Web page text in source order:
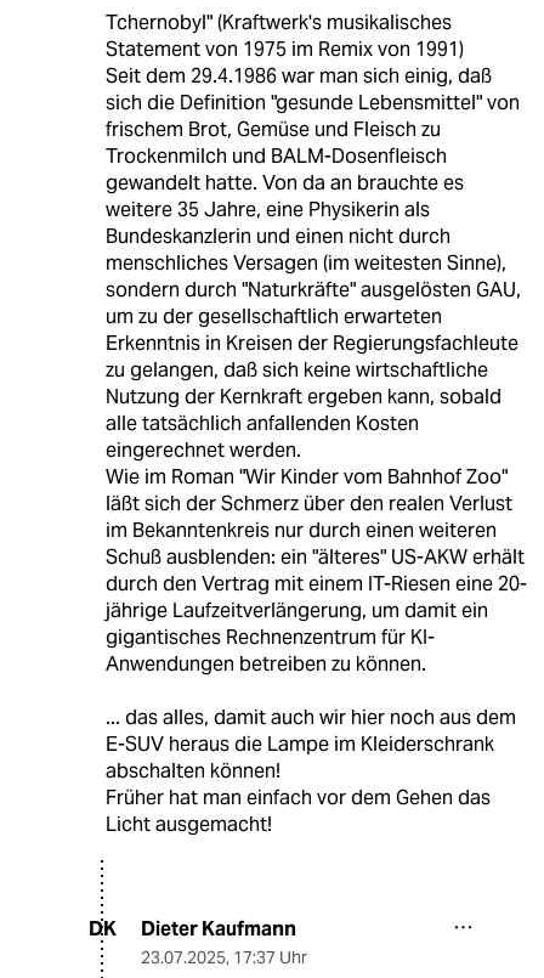
Tchernobyl" (Kraftwerk's musikalisches
Statement von 1975 im Remix von 1991)
Seit dem 29.4.1986 war man sich einig, daß
sich die Definition "gesunde Lebensmittel" von
frischem Brot, Gemüse und Fleisch zu
Trockenmilch und BALM-Dosenfleisch
gewandelt hatte. Von da an brauchte es
weitere 35 Jahre, eine Physikerin als
Bundeskanzlerin und einen nicht durch
menschliches Versagen (im weitesten Sinne),
sondern durch "Naturkräfte" ausgelösten GAU,
um zu der gesellschaftlich erwarteten
Erkenntnis in Kreisen der Regierungsfachleute
zu gelangen, daß sich keine wirtschaftliche
Nutzung der Kernkraft ergeben kann, sobald
alle tatsächlich anfallenden Kosten
eingerechnet werden.
Wie im Roman "Wir Kinder vom Bahnhof Zoo"
läßt sich der Schmerz über den realen Verlust
im Bekanntenkreis nur durch einen weiteren
Schuß ausblenden: ein "älteres" US-AKW erhält
durch den Vertrag mit einem IT-Riesen eine 20-
jährige Laufzeitverlängerung, um damit ein
gigantisches Rechnenzentrum für KI-
Anwendungen betreiben zu können.
... das alles, damit auch wir hier noch aus dem
E-SUV heraus die Lampe im Kleiderschrank
abschalten können!
Früher hat man einfach vor dem Gehen das
Licht ausgemacht!
DK Dieter Kaufmann
23.07.2025, 17:37 Uhr